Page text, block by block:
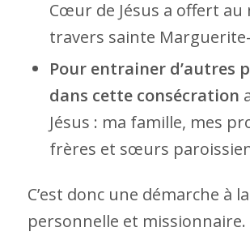
Cœur de Jésus a offert au
travers sainte
Pour entrainer d’autres
dans cette consécration
Jésus : ma famille, mes
frères et sœurs
C’est donc une démarche à
personnelle et missionnaire.